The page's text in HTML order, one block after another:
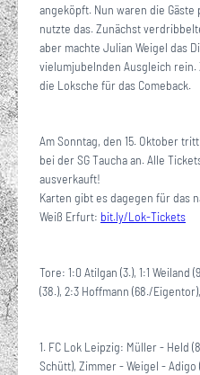
angeköpft. Nun waren die
nutzte das. Zunächst
aber machte Julian Weigel das
vielumjubelnden Ausgleich
die Loksche für das Comeback.
Am Sonntag, den 15. Oktober
bei der SG Taucha an. Alle
ausverkauft!
Karten gibt es dagegen für das
Weiß Erfurt: bit.ly/Lok-Tickets
Tore: 1:0 Atilgan (3.), 1:1 Weiland
(38.), 2:3 Hoffmann (68./
1. FC Lok Leipzig: Müller - Held
Schütt), Zimmer - Weigel - Adigo